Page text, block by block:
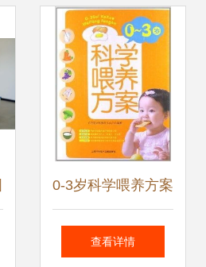
型的妈妈能生出聪
明宝宝
0-3岁科学喂养方案
奠定宝宝健康成长
查看详情